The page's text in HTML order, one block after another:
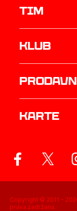
TIM
Klub
Karte
Copyright © 2011 -
prava zadržana.